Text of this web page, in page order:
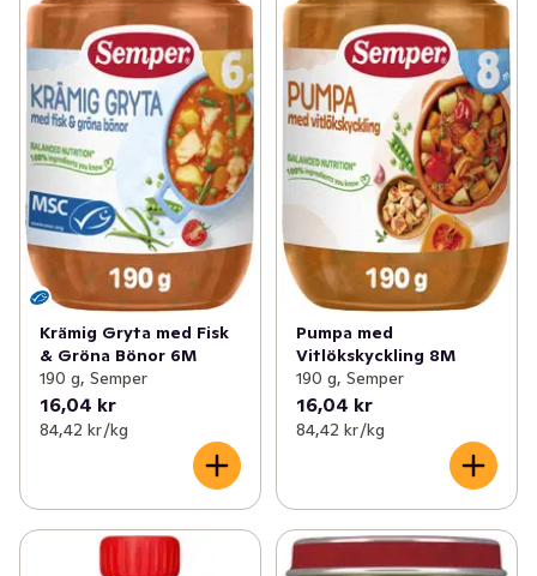
Krämig Gryta med Fisk
& Gröna Bönor 6M
190 g, Semper
16,04 kr
84,42 kr /kg
Pumpa med
Vitlökskyckling 8M
190 g, Semper
16,04 kr
84,42 kr /kg